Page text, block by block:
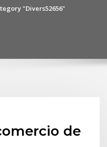
"Divers52656"
de